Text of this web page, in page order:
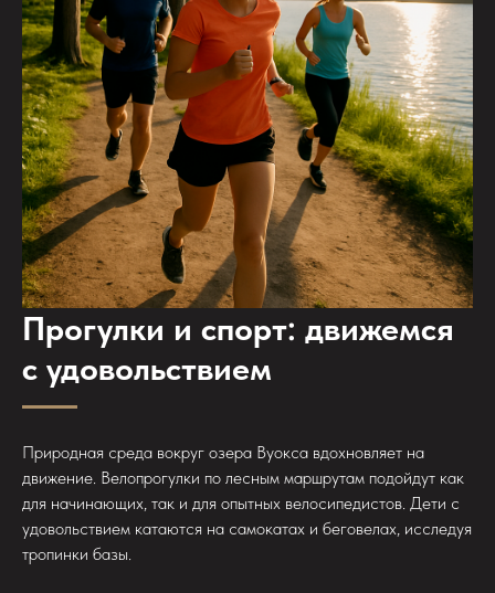
Прогулки и спорт: движемся
с удовольствием
Природная среда вокруг озера Вуокса вдохновляет на
движение. Велопрогулки по лесным маршрутам подойдут как
для начинающих, так и для опытных велосипедистов. Дети с
удовольствием катаются на самокатах и беговелах, исследуя
тропинки базы.